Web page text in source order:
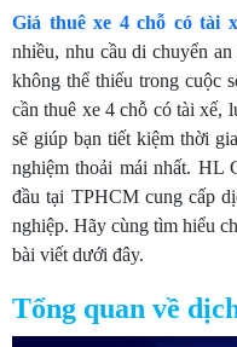
Giá thuê xe 4 chỗ có tài
nhiều, nhu cầu di chuyển
không thể thiếu trong cuộc
cần thuê xe 4 chỗ có tài xế,
sẽ giúp bạn tiết kiệm thời
nghiệm thoải mái nhất. HL
đầu tại TPHCM cung cấp
nghiệp. Hãy cùng tìm hiểu
bài viết dưới đây.
Tổng quan về